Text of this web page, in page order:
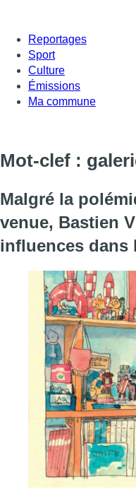
Reportages
Sport
Culture
Émissions
Ma commune
Mot-clef :
Malgré la
venue, Bastien
influences dans